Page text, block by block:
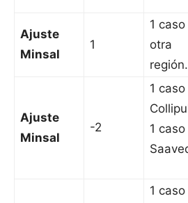
Ajuste
Minsal
1
1
otra
región.
Ajuste
Minsal
-2
1
1
1 caso